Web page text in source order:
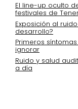
El line-up oculto
festivales de
Exposición al
desarrollo?
Primeros
ignorar
Ruido y salud
a día